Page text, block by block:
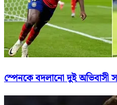
স্পেনকে বদলানো দুই অভিবাসী